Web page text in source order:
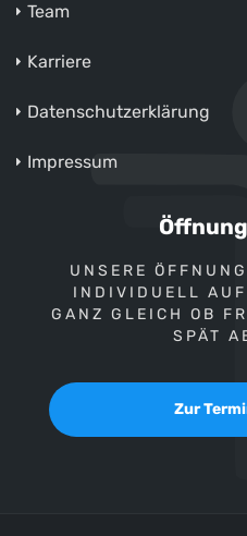
Team
Karriere
Datenschutzerklärung
Impressum
UNSERE
INDIVIDUELL
GANZ GLEICH OB
SPÄT
Zur